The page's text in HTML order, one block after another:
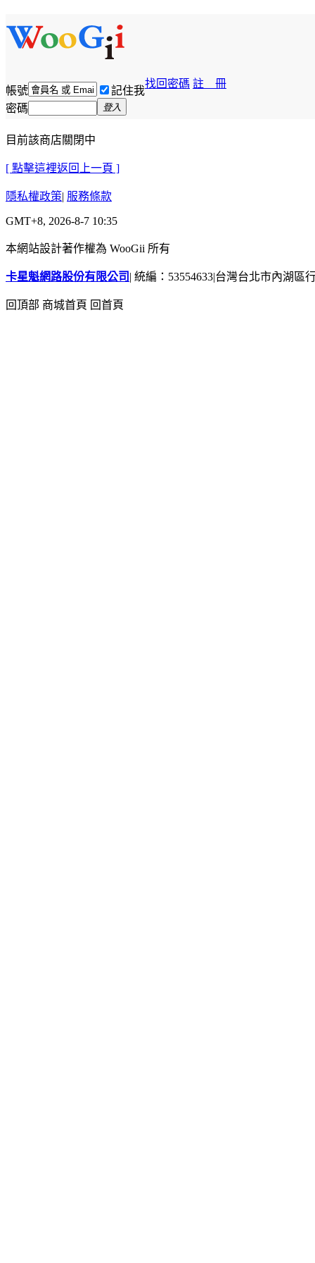
帳號 記住我
找回密碼 註 冊
密碼 登入
目前該商店關閉中
[ 點擊這裡返回上一頁 ]
隱私權政策| 服務條款
GMT+8, 2026-8-7 10:35
本網站設計著作權為 WooGii 所有
卡星魁網路股份有限公司 | 統編：53554633|台灣台北市內湖區
回頂部 商城首頁 回首頁